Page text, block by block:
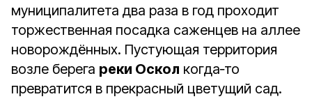
муниципа­литета два раза в год проходит
тор­жественная посадка саженцев на ал­лее
новорождённых. Пустующая тер­ритория
возле берега реки Оскол ког­да‑то
превратится в прекрасный цве­тущий сад.